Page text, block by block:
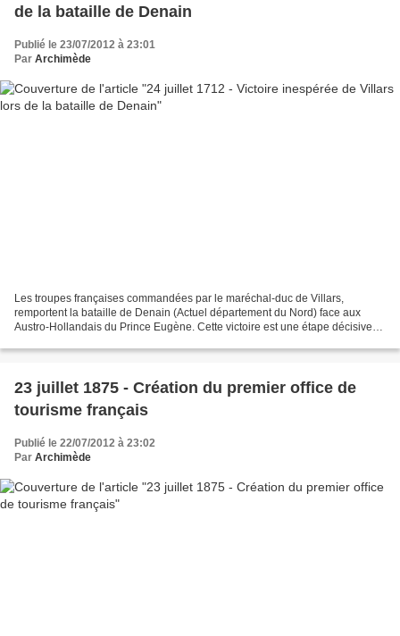
de la bataille de Denain
Publié le 23/07/2012 à 23:01
Par Archimède
Les troupes françaises commandées par le maréchal-duc de Villars,
remportent la bataille de Denain (Actuel département du Nord) face aux
Austro-Hollandais du Prince Eugène. Cette victoire est une étape décisive
23 juillet 1875 - Création du premier office de
tourisme français
Publié le 22/07/2012 à 23:02
Par Archimède